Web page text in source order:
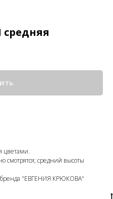
цветами.
смотрятся; средний высоты
бренда "ЕВГЕНИЯ КРЮКОВА"